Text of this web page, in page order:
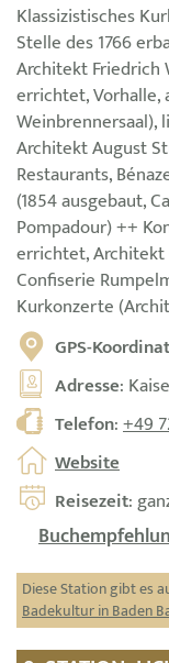
Klassizistisches
Stelle des 1766
Architekt Friedrich
errichtet, Vorhalle,
Weinbrennersaal),
Architekt August
Restaurants,
(1854 ausgebaut,
Pompadour) ++
errichtet,
Confiserie
Kurkonzerte
GPS-
Adresse:
Telefon:+49
Website
Reisezeit:
Diese Station gibt es
Badekultur in Baden